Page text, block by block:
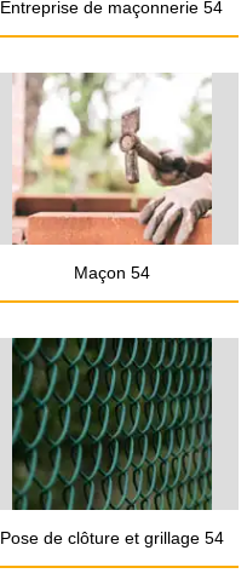
Entreprise de maçonnerie 54
Maçon 54
Pose de clôture et grillage 54